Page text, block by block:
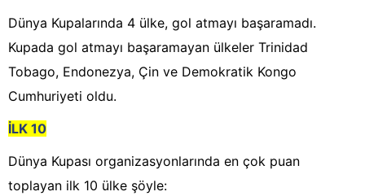
Dünya Kupalarında 4 ülke, gol atmayı başaramadı.
Kupada gol atmayı başaramayan ülkeler Trinidad
Tobago, Endonezya, Çin ve Demokratik Kongo
Cumhuriyeti oldu.
İLK 10
Dünya Kupası organizasyonlarında en çok puan
toplayan ilk 10 ülke şöyle: